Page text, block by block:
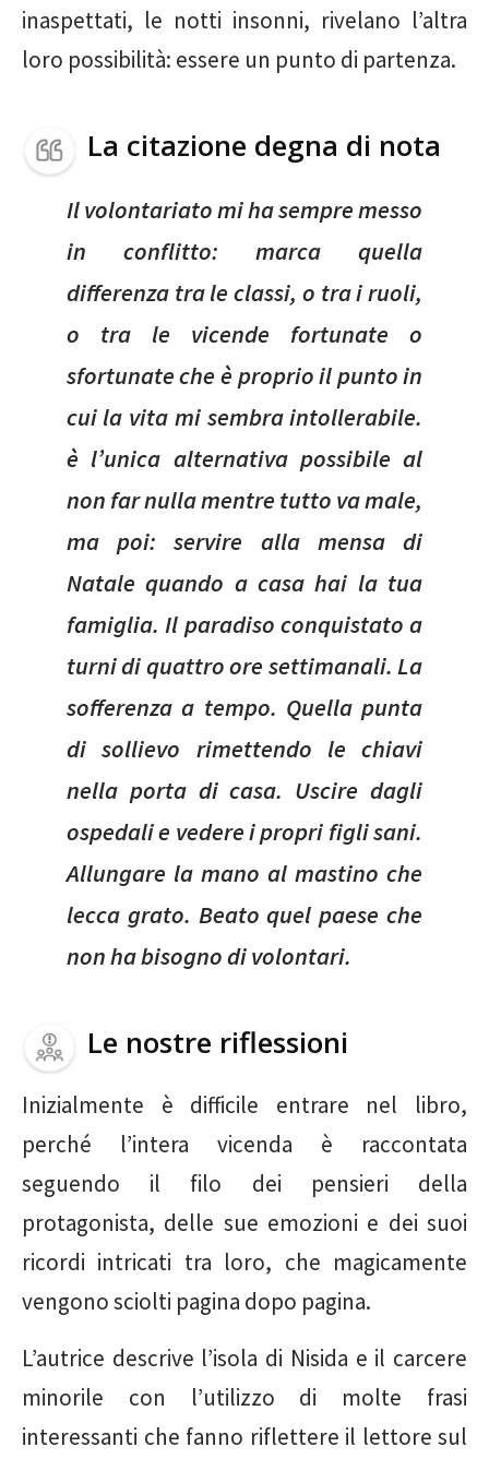
inaspettati, le notti insonni, rivelano l’altra
loro possibilità: essere un punto di partenza.
La citazione degna di nota
Il volontariato mi ha sempre messo
in conflitto: marca quella
differenza tra le classi, o tra i ruoli,
o tra le vicende fortunate o
sfortunate che è proprio il punto in
cui la vita mi sembra intollerabile.
è l’unica alternativa possibile al
non far nulla mentre tutto va male,
ma poi: servire alla mensa di
Natale quando a casa hai la tua
famiglia. Il paradiso conquistato a
turni di quattro ore settimanali. La
sofferenza a tempo. Quella punta
di sollievo rimettendo le chiavi
nella porta di casa. Uscire dagli
ospedali e vedere i propri figli sani.
Allungare la mano al mastino che
lecca grato. Beato quel paese che
non ha bisogno di volontari.
Le nostre riflessioni
Inizialmente è difficile entrare nel libro,
perché l’intera vicenda è raccontata
seguendo il filo dei pensieri della
protagonista, delle sue emozioni e dei suoi
ricordi intricati tra loro, che magicamente
vengono sciolti pagina dopo pagina.
L’autrice descrive l’isola di Nisida e il carcere
minorile con l’utilizzo di molte frasi
interessanti che fanno riflettere il lettore sul